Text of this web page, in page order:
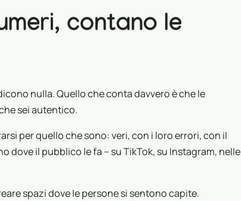
contano le
nulla. Quello che conta davvero è che le
sei autentico.
per quello che sono: veri, con i loro errori, con il
il pubblico le fa – su TikTok, su Instagram, nelle
spazi dove le persone si sentono capite.